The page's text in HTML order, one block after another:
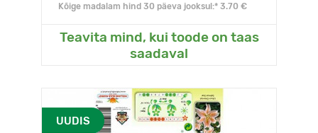
Kõige madalam hind 30 päeva jooksul:* 3.70 €
Teavita mind, kui toode on taas
saadaval
UUDIS